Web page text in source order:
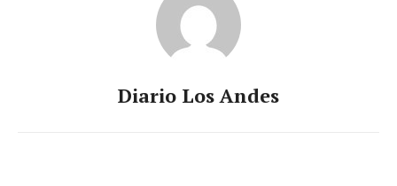
Diario Los Andes